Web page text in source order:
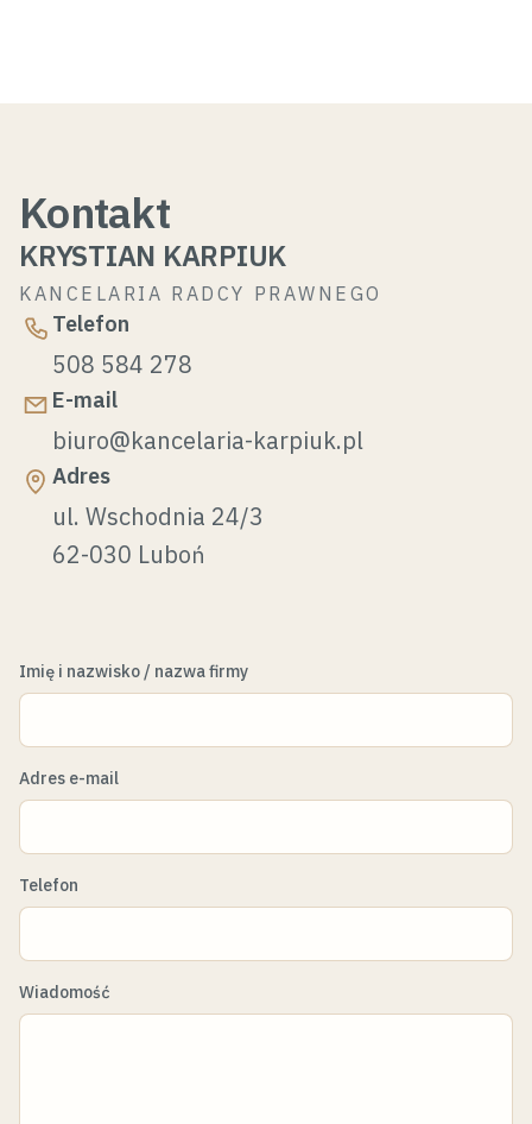
Kontakt
KRYSTIAN KARPIUK
KANCELARIA RADCY PRAWNEGO
Telefon
508 584 278
E-mail
biuro@kancelaria-karpiuk.pl
Adres
ul. Wschodnia 24/3
62-030 Luboń
Imię i nazwisko / nazwa firmy
Adres e-mail
Telefon
Wiadomość